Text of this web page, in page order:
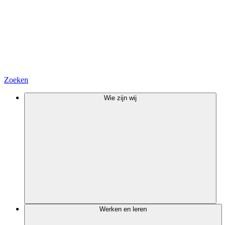
Zoeken
Wie zijn wij
Werken en leren